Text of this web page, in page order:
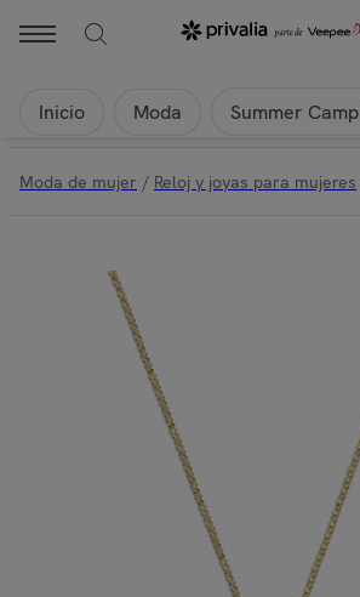
Inicio Moda Summer Camp
Moda de mujer / Reloj y joyas para mujeres